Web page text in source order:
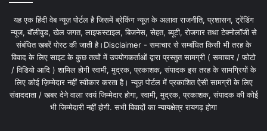
यह एक हिंदी वेब न्यूज़ पोर्टल है जिसमें ब्रेकिंग न्यूज़ के अलावा राजनीति, प्रशासन, ट्रेंडिंग
न्यूज, बॉलीवुड, खेल जगत, लाइफस्टाइल, बिजनेस, सेहत, ब्यूटी, रोजगार तथा टेक्नोलॉजी से
संबंधित खबरें पोस्ट की जाती है।Disclaimer - समाचार से सम्बंधित किसी भी तरह के
विवाद के लिए साइट के कुछ तत्वों में उपयोगकर्ताओं द्वारा प्रस्तुत सामग्री ( समाचार / फोटो
/ विडियो आदि ) शामिल होगी स्वामी, मुद्रक, प्रकाशक, संपादक इस तरह के सामग्रियों के
लिए कोई ज़िम्मेदार नहीं स्वीकार करता है। न्यूज़ पोर्टल में प्रकाशित ऐसी सामग्री के लिए
संवाददाता / खबर देने वाला स्वयं जिम्मेदार होगा, स्वामी, मुद्रक, प्रकाशक, संपादक की कोई
भी जिम्मेदारी नहीं होगी. सभी विवादों का न्यायक्षेत्र रायगढ़ होगा